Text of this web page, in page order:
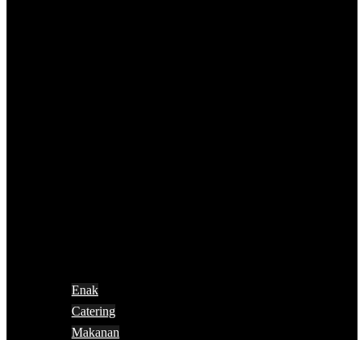
Enak
Catering
Makanan